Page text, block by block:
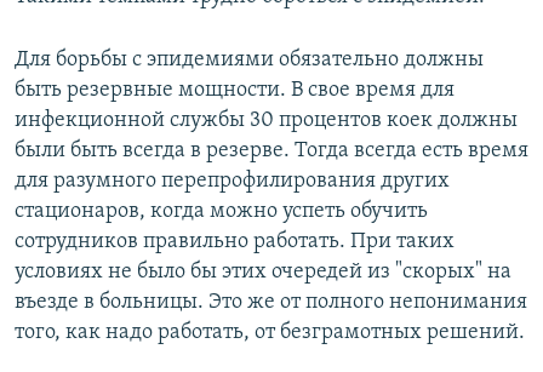
Для борьбы с эпидемиями обязательно должны
быть резервные мощности. В свое время для
инфекционной службы 30 процентов коек должны
были быть всегда в резерве. Тогда всегда есть время
для разумного перепрофилирования других
стационаров, когда можно успеть обучить
сотрудников правильно работать. При таких
условиях не было бы этих очередей из "скорых" на
въезде в больницы. Это же от полного непонимания
того, как надо работать, от безграмотных решений.